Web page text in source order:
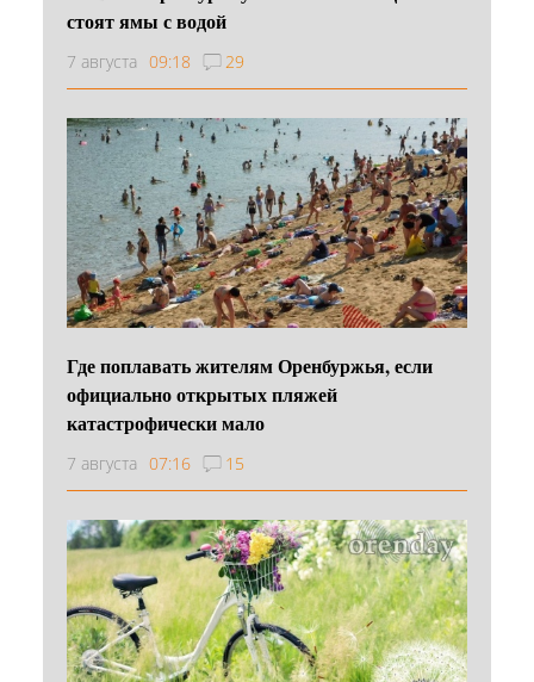
стоят ямы с водой
7 августа 09:18 29
Где поплавать жителям Оренбуржья, если
официально открытых пляжей
катастрофически мало
7 августа 07:16 15